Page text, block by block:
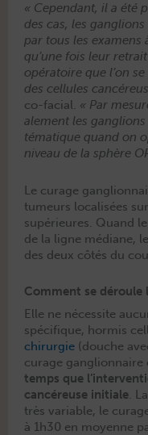
« Cepen­dant, il a été
des cas, les
par tous les exa­m­ens
qu’une fois leur retrait
opéra­toire que l’on
des cel­lules
co-facial. « Par
ale­ment les
té­ma­tique quand on
niveau de la sphère
Le curage
tumeurs local­isées
supérieures. Quand
de la ligne médi­ane,
des deux côtés du
Comment se déroule
Elle ne néces­site
spé­ci­fique, hormis
chirurgie (douche
curage gan­glion­naire
temps que
can­céreuse ini­tiale.
très vari­able, le
à 1h30 en moyenne